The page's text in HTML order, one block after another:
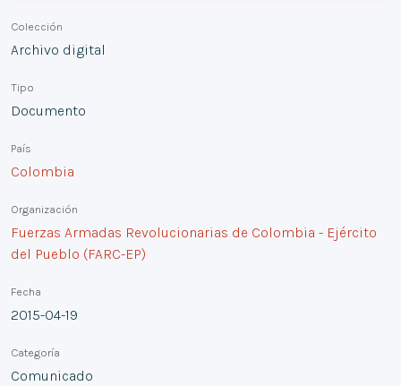
Colección
Archivo digital
Tipo
Documento
País
Colombia
Organización
Fuerzas Armadas Revolucionarias de Colombia - Ejército
del Pueblo (FARC-EP)
Fecha
2015-04-19
Categoría
Comunicado